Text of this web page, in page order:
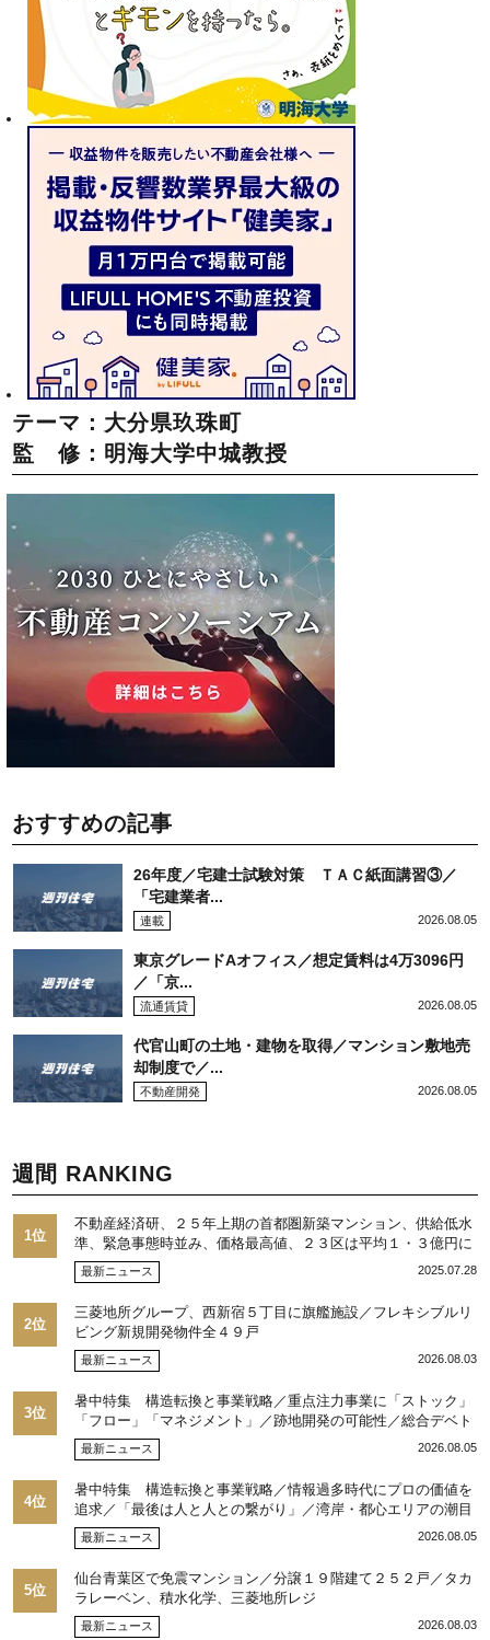
テーマ：大分県玖珠町
監 修：明海大学中城教授
おすすめの記事
26年度／宅建士試験対策 ＴＡＣ紙面講習③／
「宅建業者...
連載 2026.08.05
東京グレードAオフィス／想定賃料は4万3096円
／「京...
流通賃貸 2026.08.05
代官山町の土地・建物を取得／マンション敷地売
却制度で／...
不動産開発 2026.08.05
週間 RANKING
1位
不動産経済研、２５年上期の首都圏新築マンション、供給低水
準、緊急事態時並み、価格最高値、２３区は平均１・３億円に
最新ニュース 2025.07.28
2位
三菱地所グループ、西新宿５丁目に旗艦施設／フレキシブルリ
ビング新規開発物件全４９戸
最新ニュース 2026.08.03
3位
暑中特集 構造転換と事業戦略／重点注力事業に「ストック」
「フロー」「マネジメント」／跡地開発の可能性／総合デベト
ップ10目標に／自社ブランド構築へ体制整備／日本郵政不動産
／池田 明社長に聞く
最新ニュース 2026.08.05
4位
暑中特集 構造転換と事業戦略／情報過多時代にプロの価値を
追求／「最後は人と人との繋がり」／湾岸・都心エリアの潮目
を注視／“リパーク”次世代展開／三井不動産リアルティ／児玉
光博社長に聞く
最新ニュース 2026.08.05
5位
仙台青葉区で免震マンション／分譲１９階建て２５２戸／タカ
ラレーベン、積水化学、三菱地所レジ
最新ニュース 2026.08.03